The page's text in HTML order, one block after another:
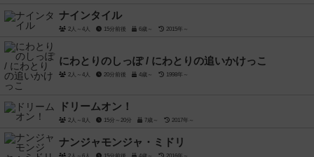
ナインタイル
2人～4人 15分前後 6歳～ 2015年～
にわとりのしっぽ / にわとりの追いかけっこ
2人～4人 20分前後 4歳～ 1998年～
ドリームオン！
2人～8人 15分～20分 7歳～ 2017年～
ナンジャモンジャ・ミドリ